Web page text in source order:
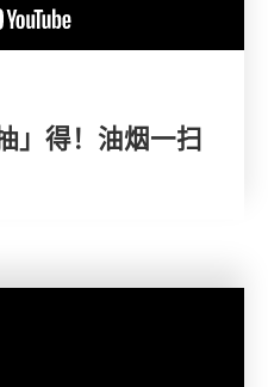
」得！油烟一扫